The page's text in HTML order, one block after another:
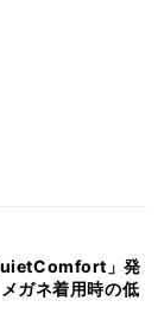
」発
ガネ着用時の低